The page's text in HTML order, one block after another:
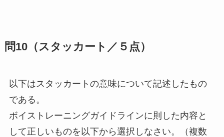
問10（スタッカート／５点）
以下はスタッカートの意味について記述したもの
である。
ボイストレーニングガイドラインに則した内容と
して正しいものを以下から選択しなさい。（複数